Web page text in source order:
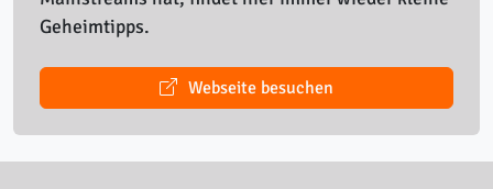
Geheimtipps.
Webseite besuchen